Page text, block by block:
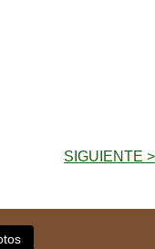
SIGUIENTE >